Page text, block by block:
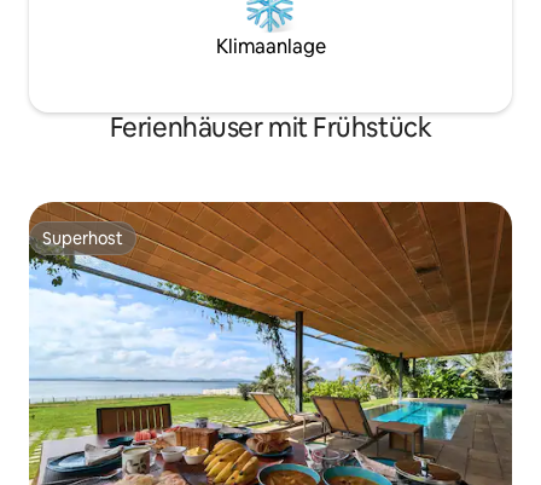
Klimaanlage
Ferienhäuser mit Frühstück
Superhost
Superhost